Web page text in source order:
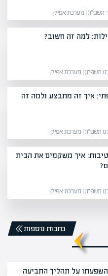
למה זה חשוב?
איך זה מתבצע ולמה זה
איך משקמים את הבית
כתבות נוספות
על תהליך התביעה